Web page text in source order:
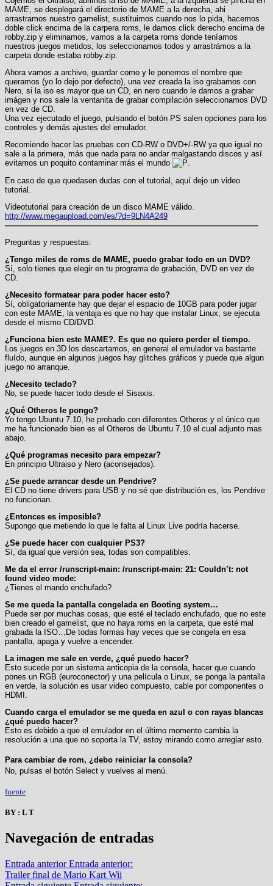
MAME, se desplegará el directorio de MAME a la derecha, ahi
arrastramos nuestro gamelist, sustituimos cuando nos lo pida, hacemos
doble click encima de la carpera roms, le damos click derecho encima de
robby.zip y eliminamos, vamos a la carpeta roms donde teníamos
nuestros juegos metidos, los seleccionamos todos y arrastrámos a la
carpeta donde estaba robby.zip.
Ahora vamos a archivo, guardar como y le ponemos el nombre que
queramos (yo lo dejo por defecto), una vez creada la iso grabamos con
Nero, si la iso es mayor que un CD, en nero cuando le damos a grabar
imágen y nos sale la ventanita de grabar compilación seleccionamos DVD
en vez de CD.
Una vez ejecutado el juego, pulsando el botón PS salen opciones para los
controles y demás ajustes del emulador.
Recomiendo hacer las pruebas con CD-RW o DVD+/-RW ya que igual no
sale a la primera, más que nada para no andar malgastando discos y así
evitamos un poquito contaminar más el mundo
En caso de que quedasen dudas con el tutorial, aquí dejo un video
tutorial.
Videotutorial para creación de un disco MAME válido.
http://www.megaupload.com/es/?d=9LN4A249
————————————————————————————————
Preguntas y respuestas:
¿Tengo miles de roms de MAME, puedo grabar todo en un DVD?
Sí, solo tienes que elegir en tu programa de grabación, DVD en vez de
CD.
¿Necesito formatear para poder hacer esto?
Sí, obligatoriamente hay que dejar el espacio de 10GB para poder jugar
con este MAME, la ventaja es que no hay que instalar Linux, se ejecuta
desde el mismo CD/DVD.
¿Funciona bien este MAME?. Es que no quiero perder el tiempo.
Los juegos en 3D los descartamos, en general el emulador va bastante
fluído, aunque en algunos juegos hay glitches gráficos y puede que algun
juego no arranque.
¿Necesito teclado?
No, se puede hacer todo desde el Sisaxis.
¿Qué Otheros le pongo?
Yo tengo Ubuntu 7.10, he probado con diferentes Otheros y el único que
me ha funcionado bien es el Otheros de Ubuntu 7.10 el cual adjunto mas
abajo.
¿Qué programas necesito para empezar?
En principio Ultraiso y Nero (aconsejados).
¿Se puede arrancar desde un Pendrive?
El CD no tiene drivers para USB y no sé que distribución es, los Pendrive
no funcionan.
¿Entonces es imposible?
Supongo que metiendo lo que le falta al Linux Live podría hacerse.
¿Se puede hacer con cualquier PS3?
Sí, da igual que versión sea, todas son compatibles.
Me da el error /runscript-main: /runscript-main: 21: Couldn’t: not
found video mode:
¿Tienes el mando enchufado?
Se me queda la pantalla congelada en Booting system…
Puede ser por muchas cosas, que esté el teclado enchufado, que no este
bien creado el gamelist, que no haya roms en la carpeta, que esté mal
grabada la ISO…De todas formas hay veces que se congela en esa
pantalla, apaga y vuelve a encender.
La imagen me sale en verde, ¿qué puedo hacer?
Esto sucede por un sistema anticopia de la consola, hacer que cuando
pones un RGB (euroconector) y una película o Linux, se ponga la pantalla
en verde, la solución es usar video compuesto, cable por componentes o
HDMI.
Cuando carga el emulador se me queda en azul o con rayas blancas
¿qué puedo hacer?
Esto es debido a que el emulador en el último momento cambia la
resolución a una que no soporta la TV, estoy mirando como arreglar esto.
Para cambiar de rom, ¿debo reiniciar la consola?
No, pulsas el botón Select y vuelves al menú.
fuente
BY : L T
Navegación de entradas
Entrada anterior Entrada anterior:
Trailer final de Mario Kart Wii